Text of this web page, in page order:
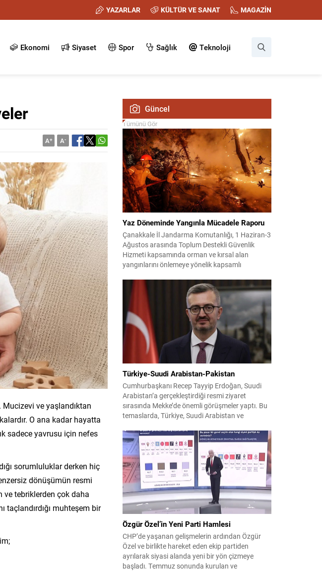
YAZARLAR KÜLTÜR VE SANAT MAGAZİN
Ekonomi Siyaset Spor Sağlık Teknoloji
A+ A-
Mucizevi ve yaşlandıktan
O ana kadar hayatta
sadece yavrusu için nefes
sorumluluklar derken hiç
dönüşümün resmi
ve tebriklerden çok daha
taçlandırdığı muhteşem bir
Güncel
Tümünü Gör
Yaz Döneminde Yangınla Mücadele Raporu
Çanakkale İl Jandarma Komutanlığı, 1 Haziran-3
Ağustos arasında Toplum Destekli Güvenlik
Hizmeti kapsamında orman ve kırsal alan
yangınlarını önlemeye yönelik kapsamlı
görev yapan 178 tim ve 742 personel, sahada
aktif olarak halkı bilinçlendirdi ve denetim
faaliyetleri gerçekleştirdi. Faaliyetler esnasında
bin 315 biçerdöver ve balya...
Türkiye-Suudi Arabistan-Pakistan
Cumhurbaşkanı Recep Tayyip Erdoğan, Suudi
Arabistan’a gerçekleştirdiği resmi ziyaret
sırasında Mekke’de önemli görüşmeler yaptı. Bu
temaslarda, Türkiye, Suudi Arabistan ve
birliği çerçevesi oluşturuldu. Ziyaretin en somut
çıktısı, üç ülkenin imza attığı Mekke Ortak
Savunma Anlaşması oldu. Anlaşma; ortak
güvenlik yaklaşımıyla bölgesel barış, istikrar...
Özgür Özel’in Yeni Parti Hamlesi
CHP’de yaşanan gelişmelerin ardından Özgür
Özel ve birlikte hareket eden ekip partiden
ayrılarak siyasi alanda yeni bir yön çizmeye
başladı. Temmuz sonunda kurulan ve